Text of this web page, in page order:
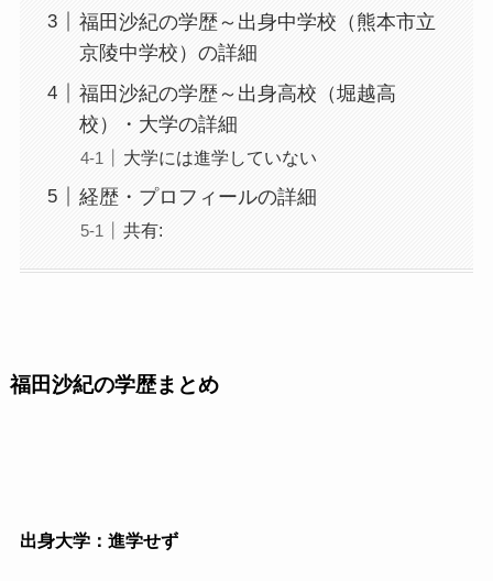
福田沙紀の学歴～出身中学校（熊本市立
京陵中学校）の詳細
福田沙紀の学歴～出身高校（堀越高
校）・大学の詳細
大学には進学していない
経歴・プロフィールの詳細
共有:
福田沙紀の学歴まとめ
出身大学：進学せず